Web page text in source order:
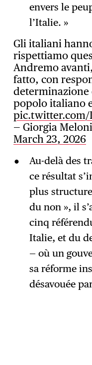
envers le
l’Italie. »
Gli italiani
rispettiamo
Andremo
fatto, con
determinazione
popolo italiano
pic.twitter.com/
— Giorgia
March 23, 2026
Au-delà des
ce résultat
plus
du non », il
cinq
Italie, et du
— où un
sa réforme
désavouée